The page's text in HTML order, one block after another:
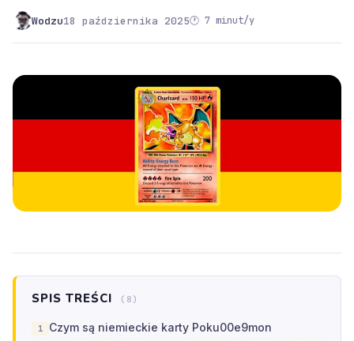
Wodzu18 października 2025🕐 7 minut/y
SPIS TREŚCI (8)
Czym są niemieckie karty Poku00e9mon